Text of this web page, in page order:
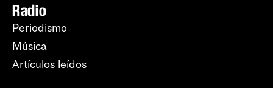
Radio
Periodismo
Música
Artículos leídos